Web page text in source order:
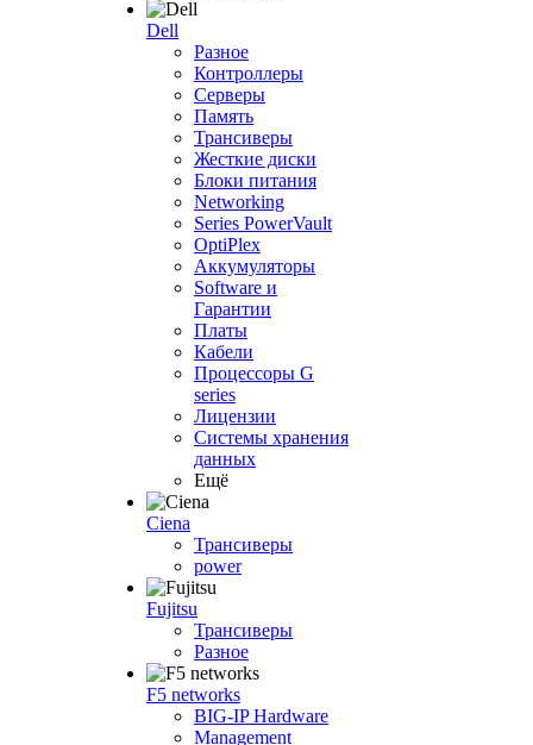
Dell
Разное
Контроллеры
Серверы
Память
Трансиверы
Жесткие диски
Блоки питания
Networking
Series PowerVault
OptiPlex
Аккумуляторы
Software и
Гарантии
Платы
Кабели
Процессоры G
series
Лицензии
Системы хранения
данных
Ещё
Ciena
Трансиверы
power
Fujitsu
Трансиверы
Разное
F5 networks
BIG-IP Hardware
Management